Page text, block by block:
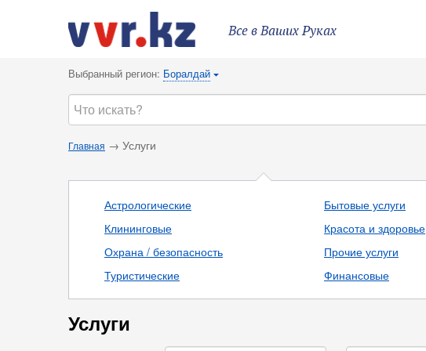
Все в Ваших Руках
Выбранный регион: Боралдай {
Главная → Услуги
Астрологические
Клининговые
Охрана / безопасность
Туристические
Бытовые услуги
Красота и здоровье
Прочие услуги
Финансовые
Услуги